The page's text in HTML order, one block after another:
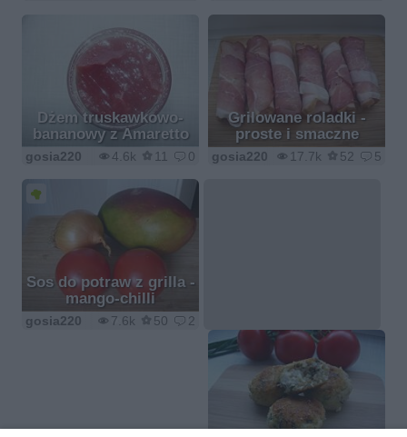
Dżem truskawkowo-
bananowy z Amaretto
4.6k 11 0
gosia220
Grilowane roladki -
proste i smaczne
17.7k 52 5
gosia220
Sos do potraw z grilla -
mango-chilli
7.6k 50 2
gosia220